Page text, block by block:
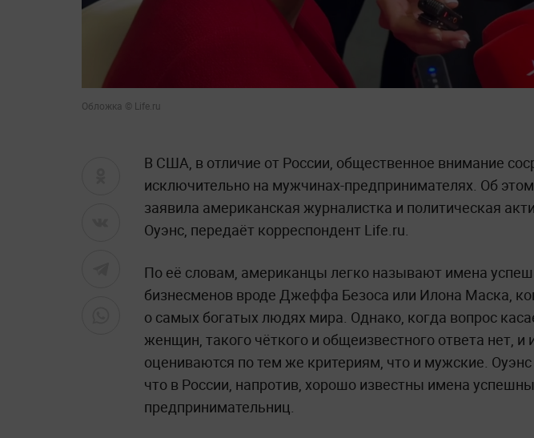
Обложка © Life.ru
В США, в отличие от России, общественное внимание
исключительно на мужчинах-предпринимателях. Об
заявила американская журналистка и политическая
Оуэнс, передаёт корреспондент Life.ru.
По её словам, американцы легко называют имена
бизнесменов вроде Джеффа Безоса или Илона Маска,
о самых богатых людях мира. Однако, когда вопрос
женщин, такого чёткого и общеизвестного ответа нет, и
оцениваются по тем же критериям, что и мужские. Оуэнс
что в России, напротив, хорошо известны имена
предпринимательниц.